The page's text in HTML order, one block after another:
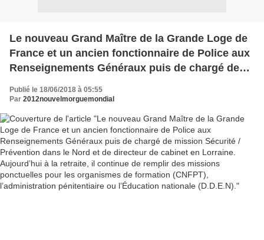
Le nouveau Grand Maître de la Grande Loge de
France et un ancien fonctionnaire de Police aux
Renseignements Généraux puis de chargé de
directeur de cabinet en Lorraine. Aujourd’hui à
ponctuelles pour les organismes de formation
(CNFPT), l’administration pénitentiaire ou
l’Éducation nationale (D.D.E.N).
Publié le 18/06/2018 à 05:55
Par 2012nouvelmorguemondial